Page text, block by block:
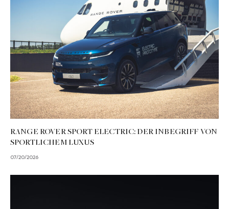
RANGE ROVER SPORT ELECTRIC: DER INBEGRIFF VON
SPORTLICHEM LUXUS
07/20/2026